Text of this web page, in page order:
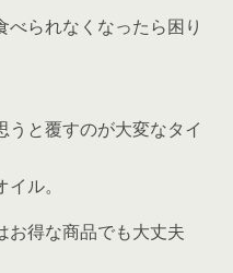
られなくなったら困り
と覆すのが大変なタイ
ル。
お得な商品でも大丈夫